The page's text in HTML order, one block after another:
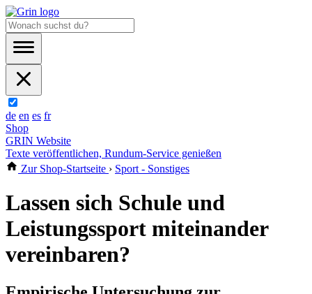
de en es fr
Shop
GRIN Website
Texte veröffentlichen, Rundum-Service genießen
Zur Shop-Startseite › Sport - Sonstiges
Lassen sich Schule und
Leistungssport miteinander
vereinbaren?